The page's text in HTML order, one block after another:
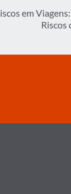
em
Riscos